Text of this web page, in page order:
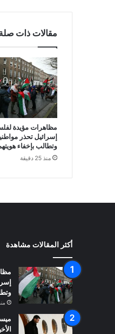
مقالات ذات
مظاهرات مؤيدة
إسرائيل تحذر
وتطالب بإخفاء
منذ 25 دقيقة
أكثر المقالات مشاهدة
منذ 25